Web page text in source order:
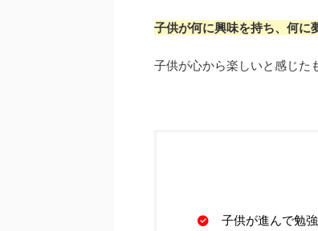
子供が何に興味を持ち、何に
子供が心から楽しいと感じた
子供が進んで勉